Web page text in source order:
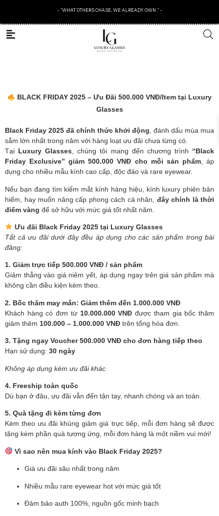
- "WHAT OTHERS CHASE, WE ALREADY OWN ." -
BLACK FRIDAY 2025 – Ưu Đãi 500.000 VNĐ/Item tại Luxury
Glasses
Black Friday 2025 đã chính thức khởi động, đánh dấu mùa mua
sắm lớn nhất trong năm với hàng loạt ưu đãi chưa từng có.
Tại Luxury Glasses, chúng tôi mang đến chương trình “Black
Friday Exclusive” giảm 500.000 VNĐ cho mỗi sản phẩm, áp
dụng cho nhiều mẫu kính cao cấp, độc đáo và rare eyewear.
Nếu bạn đang tìm kiếm mắt kính hàng hiệu, kính luxury phiên bản
hiếm, hay muốn nâng cấp phong cách cá nhân, đây chính là thời
điểm vàng để sở hữu với mức giá tốt nhất năm.
Ưu đãi Black Friday 2025 tại Luxury Glasses
Tất cả ưu đãi dưới đây đều áp dụng cho các sản phẩm trong bài
đăng:
1. Giảm trực tiếp 500.000 VNĐ / sản phẩm
Giảm thẳng vào giá niêm yết, áp dụng ngay trên giá sản phẩm mà
không cần điều kiện kèm theo.
2. Bốc thăm may mắn: Giảm thêm đến 1.000.000 VNĐ
Khách hàng có đơn từ 10.000.000 VNĐ được tham gia bốc thăm
giảm thêm 100.000 – 1.000.000 VNĐ trên tổng hóa đơn.
3. Tặng ngay Voucher 500.000 VNĐ cho đơn hàng tiếp theo
Hạn sử dụng: 30 ngày
Không áp dụng kèm ưu đãi khác
4. Freeship toàn quốc
Dù bạn ở đâu, ưu đãi vẫn đến tận tay, nhanh chóng và an toàn.
5. Quà tặng đi kèm từng đơn
Kèm theo ưu đãi khủng giảm giá trực tiếp, mỗi đơn hàng sẽ được
tặng kèm phần quà tương ứng, mỗi đơn hàng là một niềm vui mới!
Vì sao nên mua kính vào Black Friday 2025?
Giá ưu đãi sâu nhất trong năm
Nhiều mẫu rare eyewear hot với mức giá tốt
Đảm bảo auth 100%, nguồn gốc minh bạch